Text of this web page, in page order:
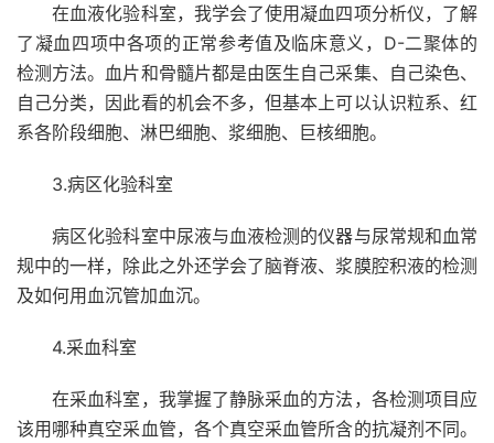
在血液化验科室，我学会了使用凝血四项分析仪，了解
了凝血四项中各项的正常参考值及临床意义，D-二聚体的
检测方法。血片和骨髓片都是由医生自己采集、自己染色、
自己分类，因此看的机会不多，但基本上可以认识粒系、红
系各阶段细胞、淋巴细胞、浆细胞、巨核细胞。
3.病区化验科室
病区化验科室中尿液与血液检测的仪器与尿常规和血常
规中的一样，除此之外还学会了脑脊液、浆膜腔积液的检测
及如何用血沉管加血沉。
4.采血科室
在采血科室，我掌握了静脉采血的方法，各检测项目应
该用哪种真空采血管，各个真空采血管所含的抗凝剂不同。